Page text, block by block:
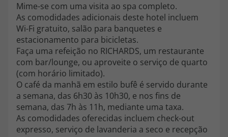
218 925 471
Custo de uma chamada para a rede fixa nacional.
A sua agência de viagens Top Atlântico tem a preocupação de estar
sempre mais perto de si, para maior comodidade e total facilidade
na marcação das suas viagens, tem ainda ao seu dispor o nosso call
center a funcionar todos os dias úteis das 10:00 às 20:00 e Sábado
das 10:00 às 14:00.
topatlantico@topatlantico.com
Mime-se com uma visita ao spa completo.
As comodidades adicionais deste hotel incluem
Wi-Fi gratuito, salão para banquetes e
estacionamento para bicicletas.
Faça uma refeição no RICHARDS, um restaurante
com bar/lounge, ou aproveite o serviço de quarto
(com horário limitado).
O café da manhã em estilo bufê é servido durante
a semana, das 6h30 às 10h30, e nos fins de
semana, das 7h às 11h, mediante uma taxa.
As comodidades oferecidas incluem check-out
expresso, serviço de lavanderia a seco e recepção